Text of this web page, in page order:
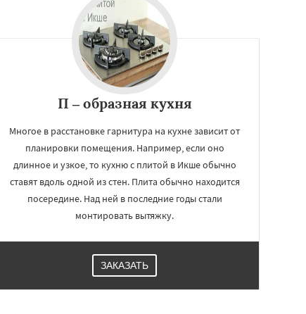
П – образная кухня
Многое в расстановке гарнитура на кухне зависит от
планировки помещения. Например, если оно
длинное и узкое, то кухню с плитой в Икше обычно
ставят вдоль одной из стен. Плита обычно находится
посередине. Над ней в последние годы стали
монтировать вытяжку.
ЗАКАЗАТЬ